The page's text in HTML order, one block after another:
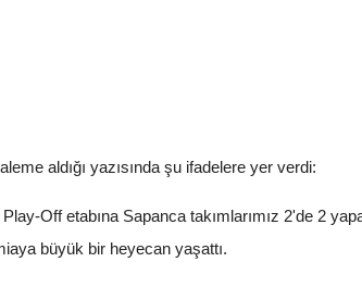
aldığı yazısında şu ifadelere yer verdi:
Off etabına Sapanca takımlarımız 2'de 2
büyük bir heyecan yaşattı.